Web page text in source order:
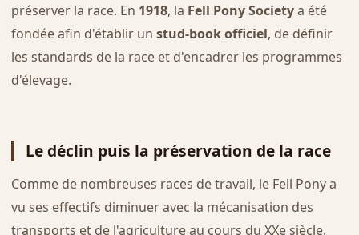
préserver la race. En 1918, la Fell Pony Societya été
fondée afin d'établir un stud-book officiel, de définir
les standards de la race et d'encadrer les programmes
d'élevage.
Le déclin puis la préservation de la race
Comme de nombreuses races de travail, le Fell Pony a
vu ses effectifs diminuer avec la mécanisation des
transports et de l'agriculture au cours du XXe siècle.